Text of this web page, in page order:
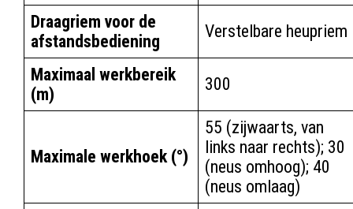
Draagriem voor de
afstandsbediening
Verstelbare heupriem
Maximaal werkbereik
(m)
300
Maximale werkhoek (°)
55 (zijwaarts, van
links naar rechts); 30
(neus omhoog); 40
(neus omlaag)